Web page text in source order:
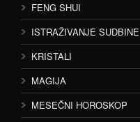
FENG SHUI
ISTRAŽIVANJE SUDBINE
KRISTALI
MAGIJA
MESEČNI HOROSKOP